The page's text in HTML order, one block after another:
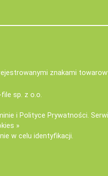
znakami
file sp. z o.o.
i Polityce Prywatności.
»
w celu identyfikacji.